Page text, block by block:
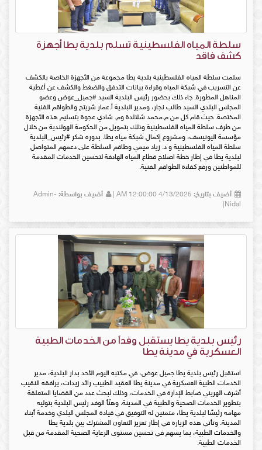
سلطة المياه الفلسطينية تسلم بلدية يطا أجهزة
كشف فاقد
سلمت سلطة المياه الفلسطينية بلدية يطا مجموعة من الأجهزة الخاصة بالكشف
عن التسريب في شبكة المياه وقراءة بيانات التدفق والضغط والكشف عن أغطية
المناهل المطورة. جاء ذلك بحضور رئيس البلدية السيد #جميل_عوض وعضو
المجلس البلدي السيد طالب نجار، ومدير البلدية أ.عمار شريتح والطواقم الفنية
المختصة. حيث قام كل من م.محمد شلالدة وم. شادي عجوة بتسليم هذه الأجهزة
من طرف سلطة المياه الفلسطينية وذلك بتمويل من الحكومة الهولندية من خلال
مؤسسة اليونيسف، ومشروع إكمال شبكة مياه يطا. بدوره شكر #رئيس_البلدية
سلطة المياه الفلسطينية و د. زياد ميمي وطاقم السلطة على دعمهم المتواصل
لبلدية يطا في إطار خطة اصلاح قطاع المياه الهادفة لتحسين الخدمات المقدمة
للمواطنين ورفع كفاءة الطواقم الفنية.
أضيف بتاريخ: أضيف بواسطة: Admin-
Nidal|
رئيس بلدية يطا يستقبل وفداً من الخدمات الطبية
العسكرية في مدينة يطا
استقبل رئيس بلدية يطا جميل عوض، في مكتبه اليوم الأحد بدار البلدية، مدير
الخدمات الطبية العسكرية في مدينة يطا العقيد الطبيب رائد زيدات، يرافقه النقيب
أشرف الهريني ضابط الإدارة في الخدمات، وذلك لبحث عدد من القضايا المتعلقة
بتطوير الخدمات الصحية والطبية في المدينة. وهنّأ الوفد رئيس البلدية بتوليه
مهامه رئيسًا لبلدية يطا، متمنين له التوفيق في قيادة المجلس البلدي وخدمة أبناء
المدينة. وتأتي هذه الزيارة في إطار تعزيز التعاون المشترك بين بلدية يطا
والخدمات الطبية، بما يسهم في تحسين مستوى الرعاية الصحية المقدمة من قبل
الخدمات الطبية.